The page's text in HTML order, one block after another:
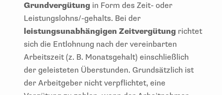
Grundvergütung in Form des Zeit- oder
Leistungslohns/-gehalts. Bei der
leistungsunabhängigen Zeitvergütung richtet
sich die Entlohnung nach der vereinbarten
Arbeitszeit (z. B. Monatsgehalt) einschließlich
der geleisteten Überstunden. Grundsätzlich ist
der Arbeitgeber nicht verpflichtet, eine